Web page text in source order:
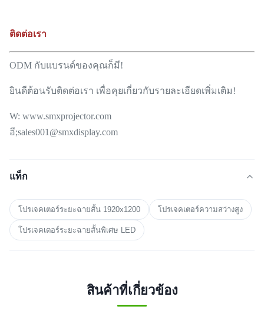
ติดต่อเรา
ODM กับแบรนด์ของคุณก็มี!
ยินดีต้อนรับติดต่อเรา เพื่อคุยเกี่ยวกับรายละเอียดเพิ่มเติม!
W: www.smxprojector.com
อี;sales001@smxdisplay.com
แท็ก
โปรเจคเตอร์ระยะฉายสั้น 1920x1200 โปรเจคเตอร์ความสว่างสูง
โปรเจคเตอร์ระยะฉายสั้นพิเศษ LED
สินค้าที่เกี่ยวข้อง